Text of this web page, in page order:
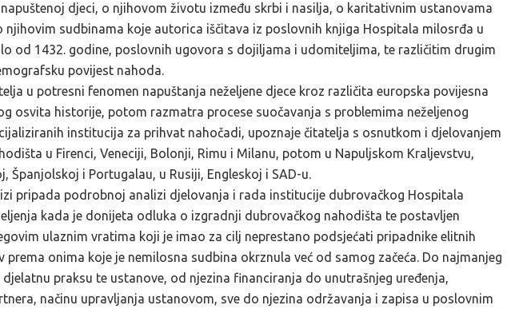
djeci, o njihovom životu između skrbi i nasilja, o karitativnim ustanovama
njihovim sudbinama koje autorica iščitava iz poslovnih knjiga Hospitala milosrđa u
od 1432. godine, poslovnih ugovora s dojiljama i udomiteljima, te različitim drugim
povijest nahoda.
u potresni fenomen napuštanja neželjene djece kroz različita europska povijesna
osvita historije, potom razmatra procese suočavanja s problemima neželjenog
institucija za prihvat nahočadi, upoznaje čitatelja s osnutkom i djelovanjem
u Firenci, Veneciji, Bolonji, Rimu i Milanu, potom u Napuljskom Kraljevstvu,
Španjolskoj i Portugalau, u Rusiji, Engleskoj i SAD-u.
pripada podrobnoj analizi djelovanja i rada institucije dubrovačkog Hospitala
kada je donijeta odluka o izgradnji dubrovačkog nahodišta te postavljen
ulaznim vratima koji je imao za cilj neprestano podsjećati pripadnike elitnih
onima koje je nemilosna sudbina okrznula već od samog začeća. Do najmanjeg
praksu te ustanove, od njezina financiranja do unutrašnjeg uređenja,
načinu upravljanja ustanovom, sve do njezina održavanja i zapisa u poslovnim